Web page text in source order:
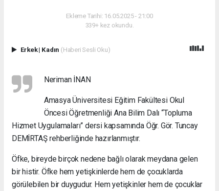
Ekleme Tarihi: 16.05.2025 - 21:00
339+ kez okundu.
Erkek| Kadın (Haberi Sesli Oku)
Neriman İNAN
Amasya Üniversitesi Eğitim Fakültesi Okul
Öncesi Öğretmenliği Ana Bilim Dalı “Topluma
Hizmet Uygulamaları” dersi kapsamında Öğr. Gör. Tuncay
DEMİRTAŞ rehberliğinde hazırlanmıştır.
Öfke, bireyde birçok nedene bağlı olarak meydana gelen
bir histir. Öfke hem yetişkinlerde hem de çocuklarda
görülebilen bir duygudur. Hem yetişkinler hem de çocuklar